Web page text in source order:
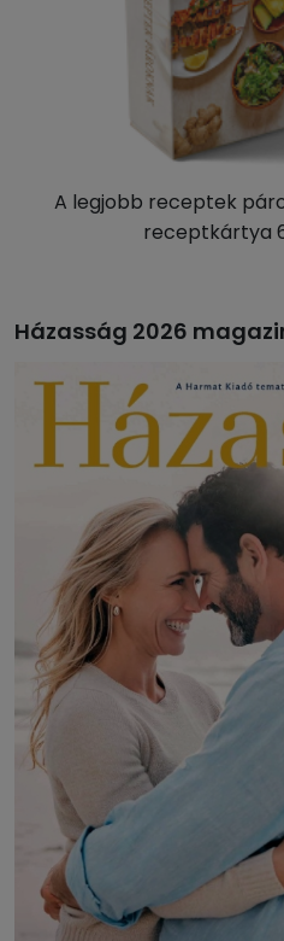
A legjobb receptek
receptkártya
Házasság 2026